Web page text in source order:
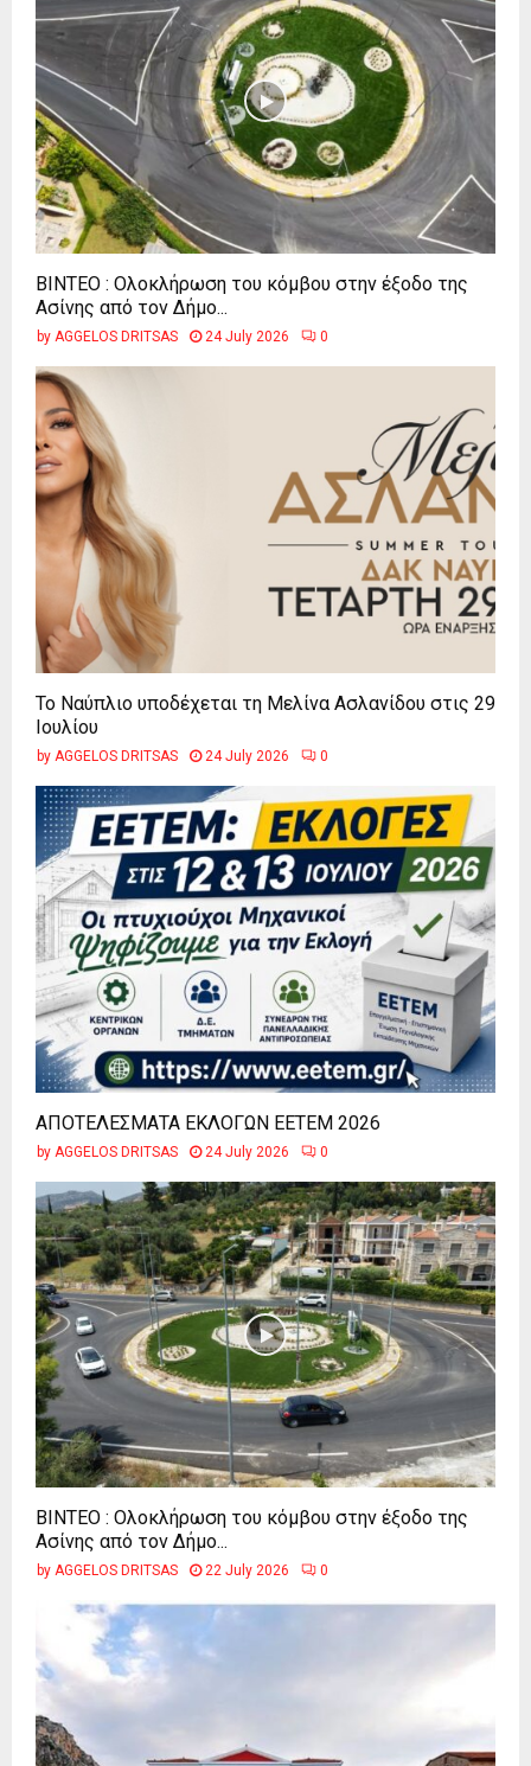
ΒΙΝΤΕΟ : Ολοκλήρωση του κόμβου στην έξοδο της
Ασίνης από τον Δήμο...
by AGGELOS DRITSAS 24 July 2026 0
Το Ναύπλιο υποδέχεται τη Μελίνα Ασλανίδου στις 29
Ιουλίου
by AGGELOS DRITSAS 24 July 2026 0
ΑΠΟΤΕΛΕΣΜΑΤΑ ΕΚΛΟΓΩΝ ΕΕΤΕΜ 2026
by AGGELOS DRITSAS 24 July 2026 0
ΒΙΝΤΕΟ : Ολοκλήρωση του κόμβου στην έξοδο της
Ασίνης από τον Δήμο...
by AGGELOS DRITSAS 22 July 2026 0